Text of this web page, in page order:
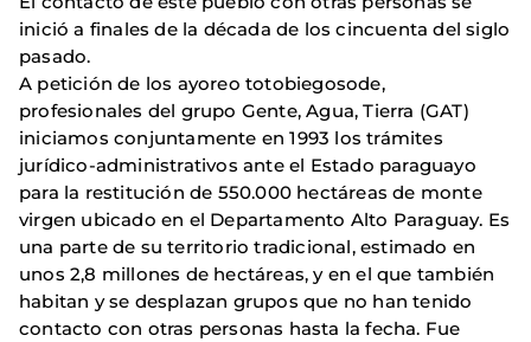
inició a finales de la década de los cincuenta del siglo
pasado.
A petición de los ayoreo totobiegosode,
profesionales del grupo Gente, Agua, Tierra (GAT)
iniciamos conjuntamente en 1993 los trámites
jurídico-administrativos ante el Estado paraguayo
para la restitución de 550.000 hectáreas de monte
virgen ubicado en el Departamento Alto Paraguay. Es
una parte de su territorio tradicional, estimado en
unos 2,8 millones de hectáreas, y en el que también
habitan y se desplazan grupos que no han tenido
contacto con otras personas hasta la fecha. Fue